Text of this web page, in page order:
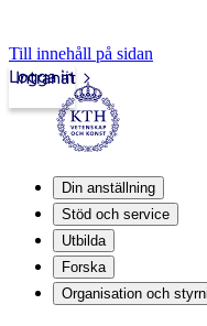
Till innehåll på sidan
Intranät
Logga in
Din anställning
Stöd och service
Utbilda
Forska
Organisation och